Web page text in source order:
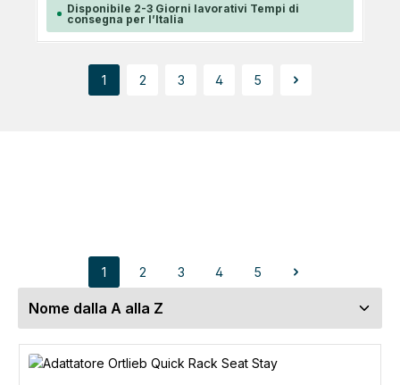
Disponibile 2-3 Giorni lavorativi Tempi di
consegna per l’Italia
Pagina
1
Pagina
2
Pagina
3
Pagina
4
Pagina
5
Pagina
1
Pagina
2
Pagina
3
Pagina
4
Pagina
5